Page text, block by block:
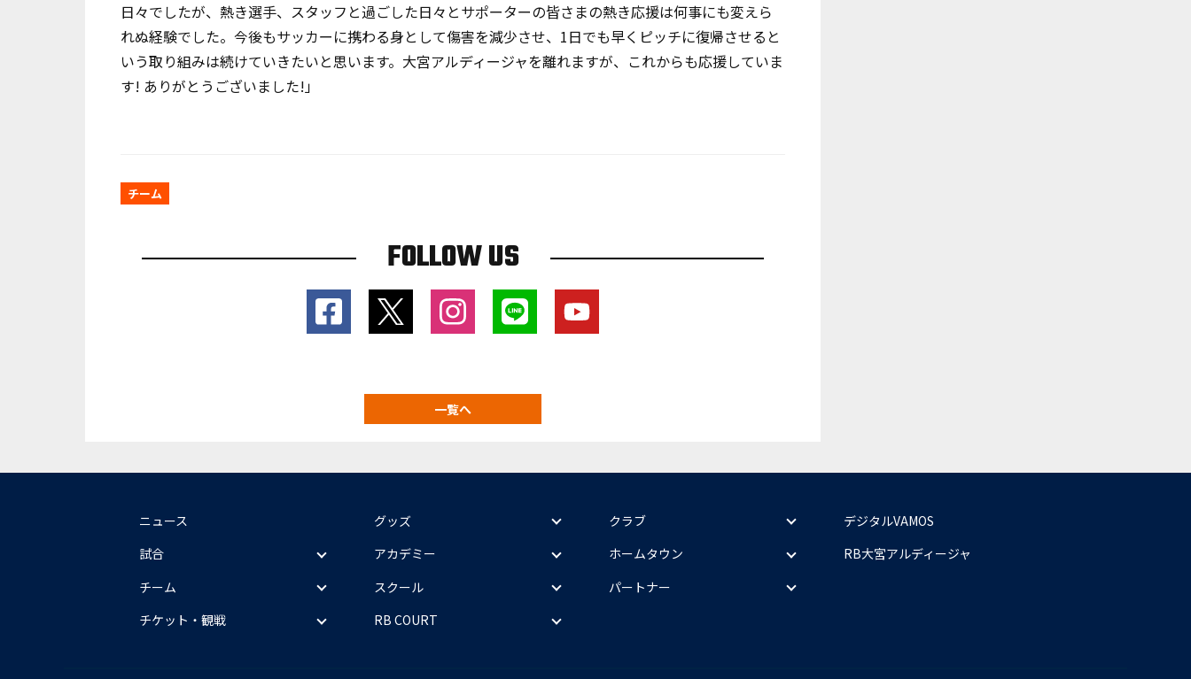
日々でしたが、熱き選手、スタッフと過ごした日々とサポーターの皆さまの熱き応援は何事にも変えら
れぬ経験でした。今後もサッカーに携わる身として傷害を減少させ、 1日でも早くピッチに復帰させると
いう取り組みは続けていきたいと思います。大宮アルディージャを離れますが、これからも応援していま
す! ありがとうございました!」
チーム
FOLLOW US
一覧へ
ニュース
試合
チーム
チケット・観戦
グッズ
アカデミー
スクール
RB COURT
クラブ
ホームタウン
パートナー
デジタルVAMOS
RB大宮アルディージャ